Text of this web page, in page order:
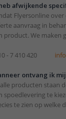
afwijkende
Flyersonline
aanvraag in
product. We maken
- 7 410 420
ontvang ik
producten staan
spoedlevering te
te zien op welke